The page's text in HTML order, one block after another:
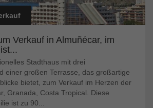
Verkauf in Almuñécar, im
Stadthaus mit drei
einer großen Terrasse, das großartige
bietet, zum Verkauf im Herzen der
Granada, Costa Tropical. Diese
ist zu 90...